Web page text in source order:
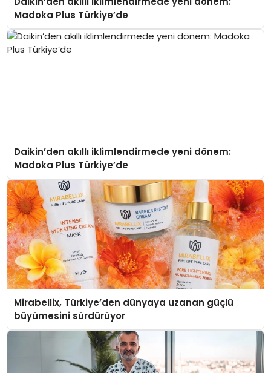
Madoka Plus Türkiye’de
Daikin’den akıllı iklimlendirmede yeni dönem:
Madoka Plus Türkiye’de
Mirabellix, Türkiye’den dünyaya uzanan güçlü
büyümesini sürdürüyor